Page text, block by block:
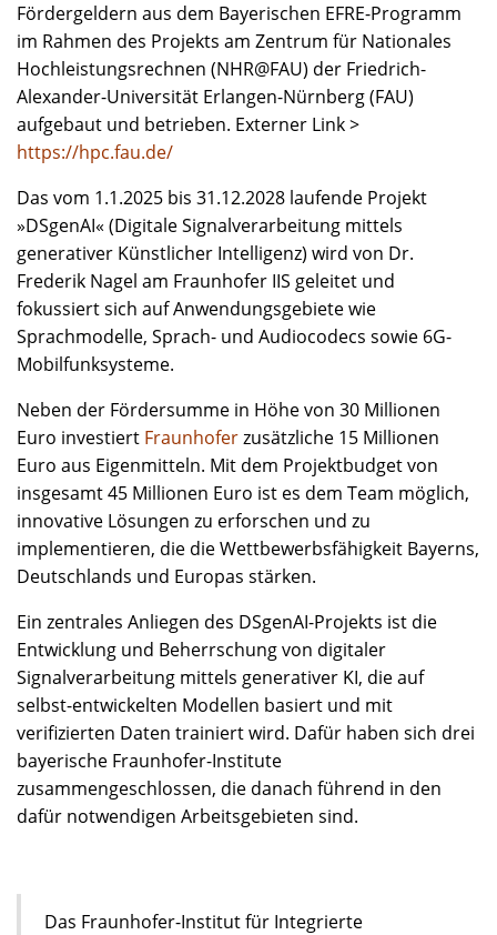
Fördergeldern aus dem Bayerischen EFRE-Programm
im Rahmen des Projekts am Zentrum für Nationales
Hochleistungsrechnen (NHR@FAU) der Friedrich-
Alexander-Universität Erlangen-Nürnberg (FAU)
aufgebaut und betrieben. Externer Link >
https://hpc.fau.de/
Das vom 1.1.2025 bis 31.12.2028 laufende Projekt
»DSgenAI« (Digitale Signalverarbeitung mittels
generativer Künstlicher Intelligenz) wird von Dr.
Frederik Nagel am Fraunhofer IIS geleitet und
fokussiert sich auf Anwendungsgebiete wie
Sprachmodelle, Sprach- und Audiocodecs sowie 6G-
Mobilfunksysteme.
Neben der Fördersumme in Höhe von 30 Millionen
Euro investiert Fraunhoferzusätzliche 15 Millionen
Euro aus Eigenmitteln. Mit dem Projektbudget von
insgesamt 45 Millionen Euro ist es dem Team möglich,
innovative Lösungen zu erforschen und zu
implementieren, die die Wettbewerbsfähigkeit Bayerns,
Deutschlands und Europas stärken.
Ein zentrales Anliegen des DSgenAI-Projekts ist die
Entwicklung und Beherrschung von digitaler
Signalverarbeitung mittels generativer KI, die auf
selbst-entwickelten Modellen basiert und mit
verifizierten Daten trainiert wird. Dafür haben sich drei
bayerische Fraunhofer-Institute
zusammengeschlossen, die danach führend in den
dafür notwendigen Arbeitsgebieten sind.
Das Fraunhofer-Institut für Integrierte